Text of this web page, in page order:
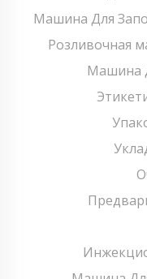
Машина Для
Розливочная
Машина